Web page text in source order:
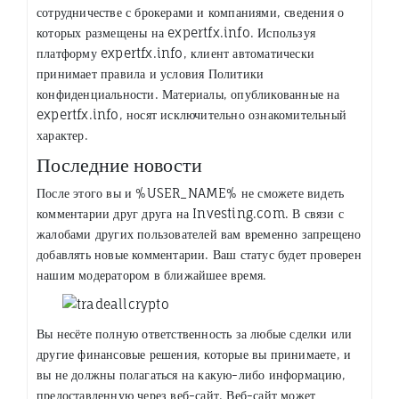
сотрудничестве с брокерами и компаниями, сведения о
которых размещены на expertfx.info. Используя
платформу expertfx.info, клиент автоматически
принимает правила и условия Политики
конфиденциальности. Материалы, опубликованные на
expertfx.info, носят исключительно ознакомительный
характер.
Последние новости
После этого вы и %USER_NAME% не сможете видеть
комментарии друг друга на Investing.com. В связи с
жалобами других пользователей вам временно запрещено
добавлять новые комментарии. Ваш статус будет проверен
нашим модератором в ближайшее время.
Вы несёте полную ответственность за любые сделки или
другие финансовые решения, которые вы принимаете, и
вы не должны полагаться на какую-либо информацию,
предоставленную через веб-сайт. Веб-сайт может